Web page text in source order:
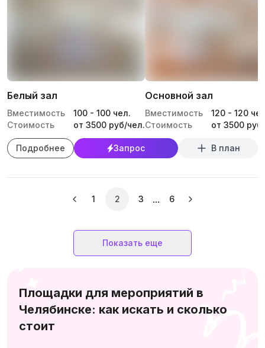
Белый зал
Вместимость 100 - 100 чел.
Стоимость
от 3500 руб/чел.
Основной зал
Вместимость 120 - 120
Стоимость
от 3500
Подробнее Запрос В план
1 2 3 ... 6
Показать еще
Площадки для мероприятий в
Челябинске: как искать и сколько
стоит